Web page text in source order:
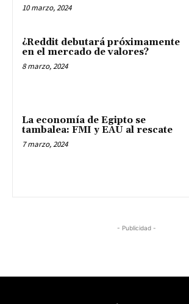
10 marzo, 2024
¿Reddit debutará próximamente
en el mercado de valores?
8 marzo, 2024
La economía de Egipto se
tambalea: FMI y EAU al rescate
7 marzo, 2024
- Publicidad -